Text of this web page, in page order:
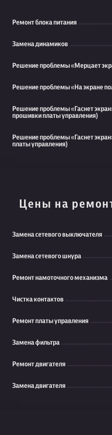
Ремонт блока питания
Замена динамиков
Решение проблемы «Мерцает
Решение проблемы «На экране
Решение проблемы «Гаснет
прошивки платы управления)
Решение проблемы «Гаснет
платы управления)
Цены на
Замена сетевого выключателя
Замена сетевого шнура
Ремонт намоточного механизма
Чистка контактов
Ремонт платы управления
Замена фильтра
Ремонт двигателя
Замена двигателя